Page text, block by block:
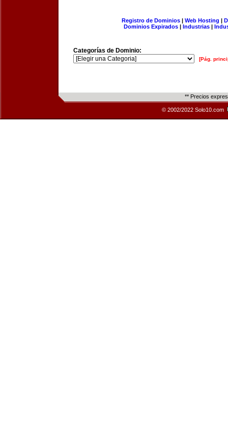
Registro de Dominios| Web Hosting |
Dominios Expirados | Industrias |
Categorías de Dominio:
[Pág.
** Precios
© 2002/2022 Solo10.com